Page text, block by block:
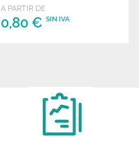
A PARTIR DE
0,80 €SIN IVA